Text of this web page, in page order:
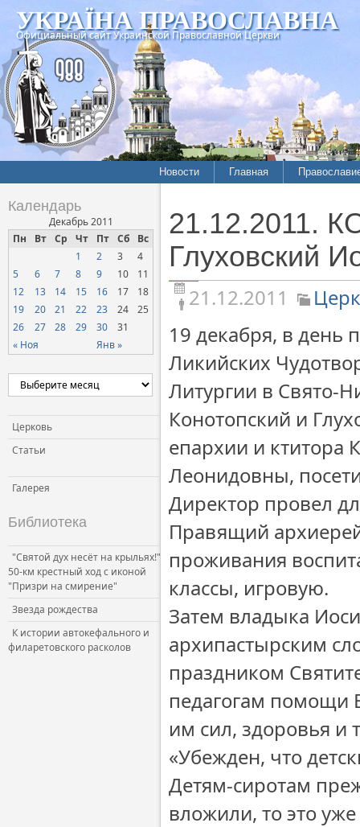
УКРАЇНА ПРАВОСЛАВНА
Официальный сайт Украинской Православной Церкви
Новости
Межконфессиональные
отношения
Нарушения прав
верующих
Официальная хроника
СОЦИАЛЬНОЕ
СЛУЖЕНИЕ
Церковь и общество
Церковь и СМИ
Главная
История
Хроники
Календарь
Декабрь 2011
Пн
Вт Ср Чт Пт Сб Вс
« Ноя Янв »
1 2 3
4
5
6 7 8 9 10
11
12
13 14 15 16 17
18
19
20 21 22 23 24
25
26
27 28 29 30 31
Церковь
Статьи
Галерея
Библиотека
"Святой дух несёт на крыльях!"
50-км крестный ход с иконой
"Призри на смирение"
Звезда рождества
К истории автокефального и
филаретовского расколов
21.12.2011.
Глуховский
21.12.2011
19 декабря, в день
Ликийских
Литургии в Свято-
Конотопский и
епархии и ктитора
Леонидовны,
Директор провел
Правящий
проживания
классы, игровую.
Затем владыка
архипастырским
праздником
педагогам помощи
им сил, здоровья и
«Убежден, что
Детям-сиротам
вложили, то это